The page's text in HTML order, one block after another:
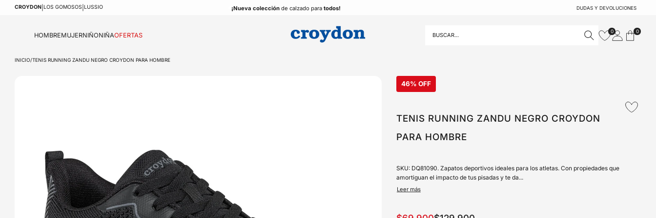
SaltarCROYDON LOS GOMOSOS LUSSIO ¡Nueva colecciónde calzado paratodos! DUDAS Y DEVOLUCIONES
HOMBREMUJERNIÑONIÑAOFERTAS
0 0
INICIO/TENIS RUNNING ZANDU NEGRO CROYDON PARA HOMBRE
46% OFF
TENIS RUNNING ZANDU NEGRO CROYDON
PARA HOMBRE
SKU: DQ81090. Zapatos deportivos ideales para los atletas. Con propiedades que
amortiguan el impacto de tus pisadas y te da...
Leer más
Precio
Precio